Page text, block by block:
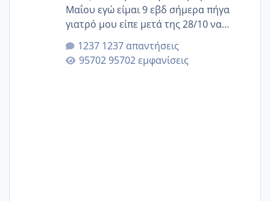
Μαΐου εγώ είμαι 9 εβδ σήμερα πήγα
γιατρό μου είπε μετά της 28/10 να
κλείσω ραντεβού για την αυχενική είναι
καμιά άλλη κοπέλα να γεννάει Μάιο ;;
1237 απαντήσεις
95702 εμφανίσεις